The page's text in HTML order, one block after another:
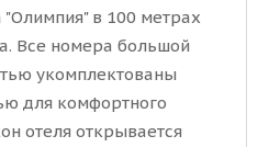
в 100 метрах
Все номера большой
укомплектованы
для комфортного
отеля открывается